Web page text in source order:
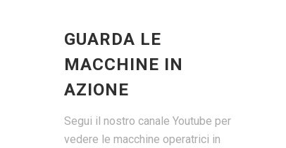
GUARDA LE
MACCHINE IN
AZIONE
Segui il nostro canale Youtube per
vedere le macchine operatrici in